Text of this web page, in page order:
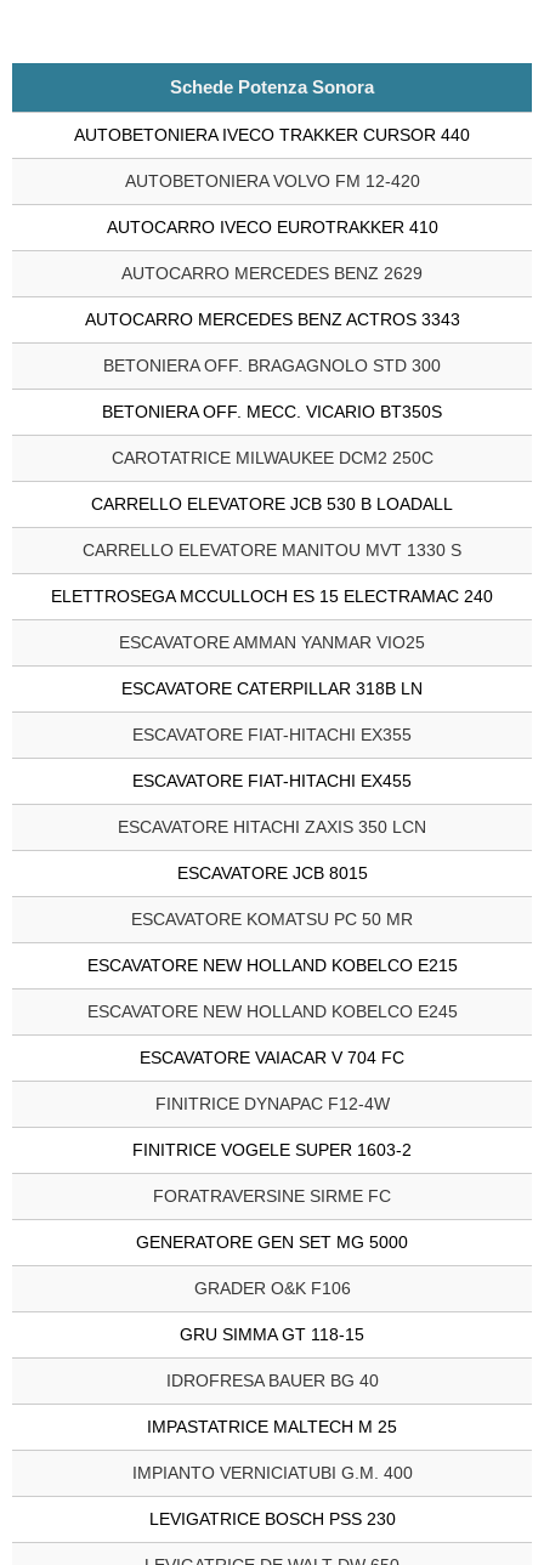
Schede Potenza Sonora
AUTOBETONIERA IVECO TRAKKER CURSOR 440
AUTOBETONIERA VOLVO FM 12-420
AUTOCARRO IVECO EUROTRAKKER 410
AUTOCARRO MERCEDES BENZ 2629
AUTOCARRO MERCEDES BENZ ACTROS 3343
BETONIERA OFF. BRAGAGNOLO STD 300
BETONIERA OFF. MECC. VICARIO BT350S
CAROTATRICE MILWAUKEE DCM2 250C
CARRELLO ELEVATORE JCB 530 B LOADALL
CARRELLO ELEVATORE MANITOU MVT 1330 S
ELETTROSEGA MCCULLOCH ES 15 ELECTRAMAC 240
ESCAVATORE AMMAN YANMAR VIO25
ESCAVATORE CATERPILLAR 318B LN
ESCAVATORE FIAT-HITACHI EX355
ESCAVATORE FIAT-HITACHI EX455
ESCAVATORE HITACHI ZAXIS 350 LCN
ESCAVATORE JCB 8015
ESCAVATORE KOMATSU PC 50 MR
ESCAVATORE NEW HOLLAND KOBELCO E215
ESCAVATORE NEW HOLLAND KOBELCO E245
ESCAVATORE VAIACAR V 704 FC
FINITRICE DYNAPAC F12-4W
FINITRICE VOGELE SUPER 1603-2
FORATRAVERSINE SIRME FC
GENERATORE GEN SET MG 5000
GRADER O&K F106
GRU SIMMA GT 118-15
IDROFRESA BAUER BG 40
IMPASTATRICE MALTECH M 25
IMPIANTO VERNICIATUBI G.M. 400
LEVIGATRICE BOSCH PSS 230